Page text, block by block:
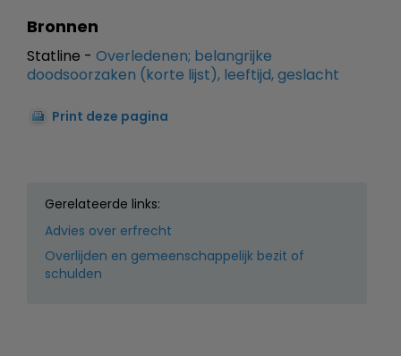
Bronnen
Statline - Overledenen; belangrijke
doodsoorzaken (korte lijst), leeftijd, geslacht
Print deze pagina
Gerelateerde links:
Advies over erfrecht
Overlijden en gemeenschappelijk bezit of
schulden